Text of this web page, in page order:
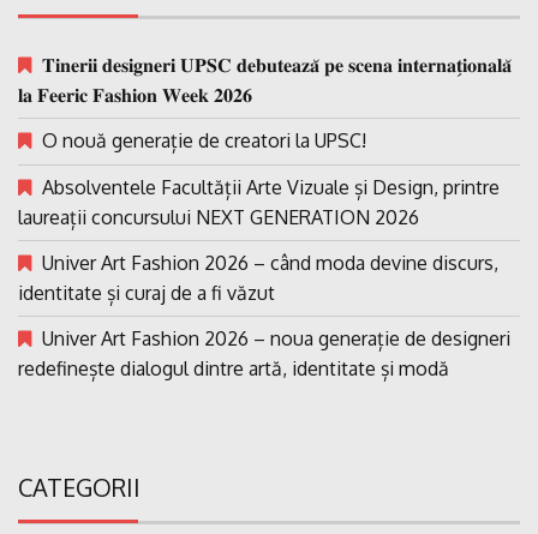
𝐓𝐢𝐧𝐞𝐫𝐢𝐢 𝐝𝐞𝐬𝐢𝐠𝐧𝐞𝐫𝐢 𝐔𝐏𝐒𝐂 𝐝𝐞𝐛𝐮𝐭𝐞𝐚𝐳𝐚̆ 𝐩𝐞 𝐬𝐜𝐞𝐧𝐚 𝐢𝐧𝐭𝐞𝐫𝐧𝐚𝐭̗𝐢𝐨𝐧𝐚𝐥𝐚̆
𝐥𝐚 𝐅𝐞𝐞𝐫𝐢𝐜 𝐅𝐚𝐬𝐡𝐢𝐨𝐧 𝐖𝐞𝐞𝐤 𝟐𝟎𝟐𝟔
O nouă generație de creatori la UPSC!
Absolventele Facultății Arte Vizuale și Design, printre
laureații concursului NEXT GENERATION 2026
Univer Art Fashion 2026 – când moda devine discurs,
identitate și curaj de a fi văzut
Univer Art Fashion 2026 – noua generație de designeri
redefinește dialogul dintre artă, identitate și modă
CATEGORII